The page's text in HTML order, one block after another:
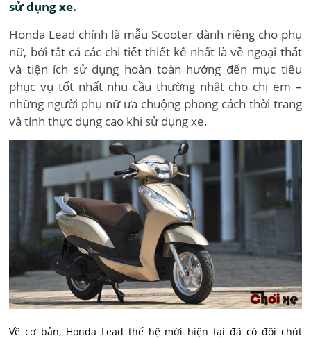
sử dụng xe.
Honda Lead chính là mẫu Scooter dành riêng cho phụ
nữ, bởi tất cả các chi tiết thiết kế nhất là về ngoại thất
và tiện ích sử dụng hoàn toàn hướng đến mục tiêu
phục vụ tốt nhất nhu cầu thường nhật cho chị em –
những người phụ nữ ưa chuộng phong cách thời trang
và tính thực dụng cao khi sử dụng xe.
Về cơ bản, Honda Lead thế hệ mới hiện tại đã có đôi chút